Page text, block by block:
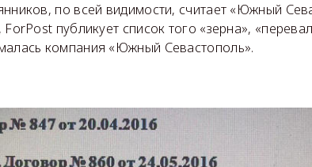
по всей видимости, считает «Южный
публикует список того «зерна»,
компания «Южный Севастополь».